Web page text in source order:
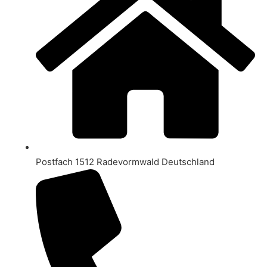
Postfach 1512 Radevormwald Deutschland